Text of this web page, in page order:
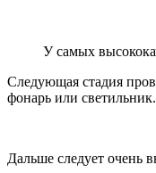
У самых
Следующая стадия
фонарь или светильник.
Дальше следует очень